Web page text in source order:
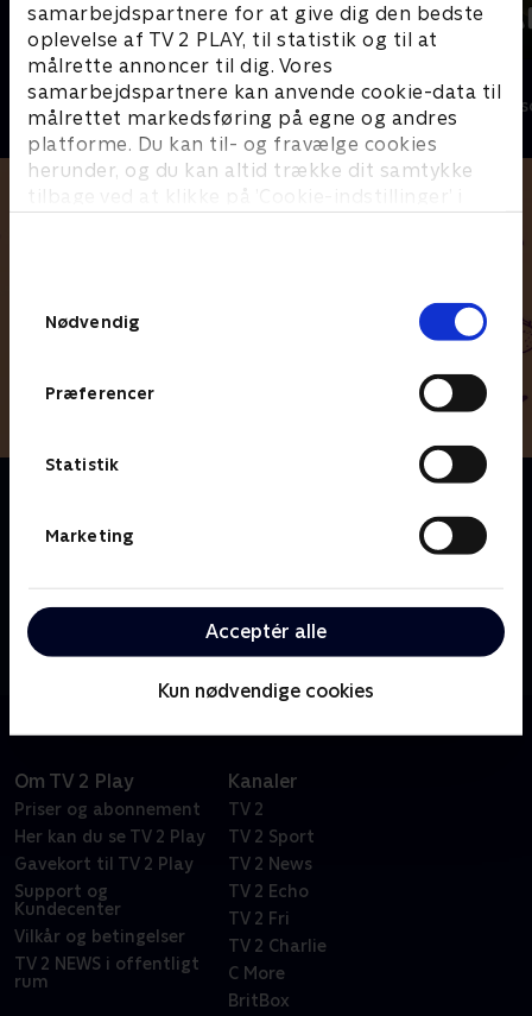
samarbejdspartnere for at give dig den bedste
oplevelse af TV 2 PLAY, til statistik og til at
målrette annoncer til dig. Vores
samarbejdspartnere kan anvende cookie-data til
målrettet markedsføring på egne og andres
platforme. Du kan til- og fravælge cookies
herunder, og du kan altid trække dit samtykke
tilbage ved at klikke på ’Cookie-indstillinger’ i
Nødvendig
Præferencer
Statistik
Marketing
Acceptér alle
Kun nødvendige cookies
Gutterne på kutterne
Livsstil • 7 sæsoner
Årgang 0
Livsstil • 21
Emil Kondrup og Lisa Marie Kongsgaard har købt et
gammelt hus, der skal rumme dem og deres tre
skal haven nu laves hyggelig, flot og børnevenlig. Men
som altid for parret fra Skørping er der langt fra
drømme til virkelighed. Og datoen for
sommmerfesten nærmer sig.
Om TV 2 Play
Priser og abonnement
Her kan du se TV 2 Play
Gavekort til TV 2 Play
Support og
Kundecenter
Vilkår og betingelser
TV 2 NEWS i offentligt
rum
Kanaler
TV 2
TV 2 Sport
TV 2 News
TV 2 Echo
TV 2 Fri
TV 2 Charlie
C More
BritBox